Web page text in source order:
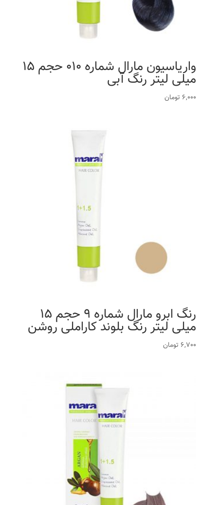
واریاسیون مارال شماره 010 حجم 15
میلی لیتر رنگ آبی
6,000 تومان
رنگ ابرو مارال شماره 9 حجم 15
میلی لیتر رنگ بلوند کاراملی روشن
6,700 تومان